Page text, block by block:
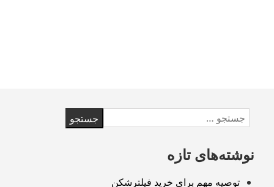
تلگرام
Skip
to
جستجو
برای:
نوشته‌های تازه
توصیه مهم برای خرید فیلترشکن